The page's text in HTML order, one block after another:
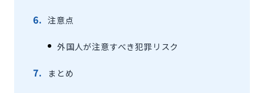
注意点
外国人が注意すべき犯罪リスク
まとめ